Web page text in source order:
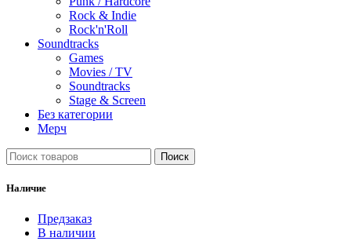
Rock & Indie
Rock'n'Roll
Soundtracks
Games
Movies / TV
Soundtracks
Stage & Screen
Без категории
Мерч
Поиск
Наличие
Предзаказ
В наличии